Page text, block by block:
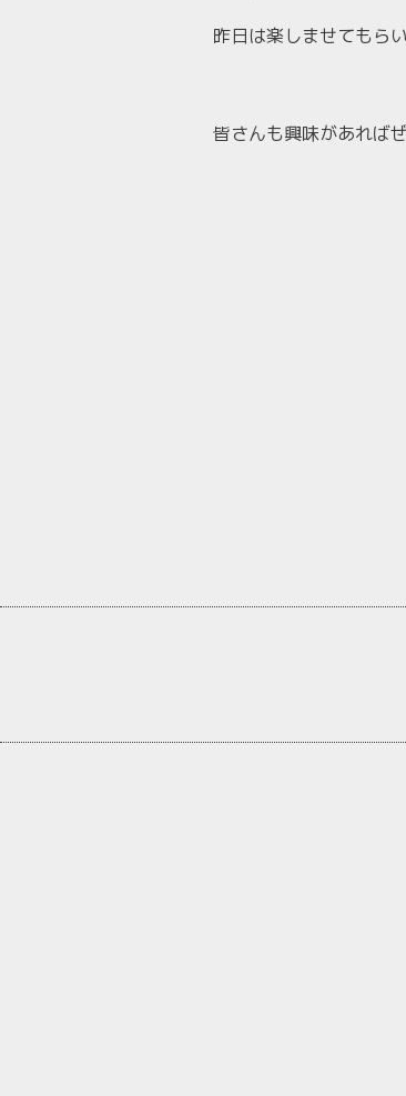
昨日は楽しませてもら
皆さんも興味があれば